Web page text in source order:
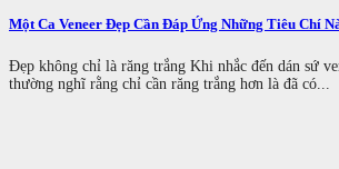
Một Ca Veneer Đẹp Cần Đáp Ứng Những Tiêu Chí
Đẹp không chỉ là răng trắng Khi nhắc đến dán sứ
thường nghĩ rằng chỉ cần răng trắng hơn là đã có...